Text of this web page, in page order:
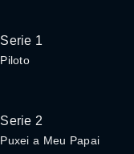
Serie 1
Piloto
Serie 2
Puxei a Meu Papai